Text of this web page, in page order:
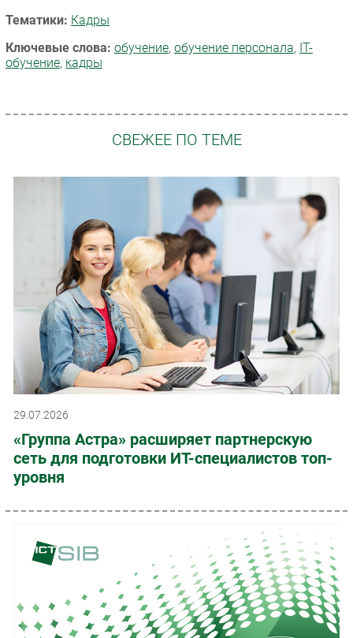
Тематики: Кадры
Ключевые слова: обучение, обучение персонала, IT-
обучение, кадры
СВЕЖЕЕ ПО ТЕМЕ
29.07.2026
«Группа Астра» расширяет партнерскую
сеть для подготовки ИТ-специалистов топ-
уровня